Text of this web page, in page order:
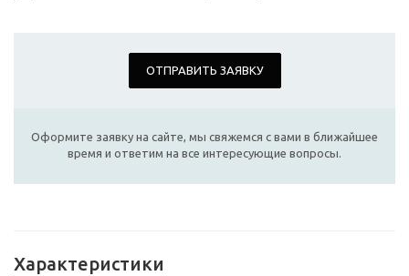
ОТПРАВИТЬ ЗАЯВКУ
Оформите заявку на сайте, мы свяжемся с вами в ближайшее
время и ответим на все интересующие вопросы.
Характеристики